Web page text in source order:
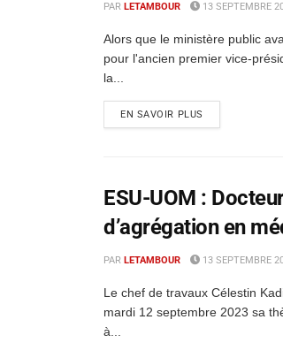
PAR LETAMBOUR 13 SEPTEMBRE
Alors que le ministère public
pour l'ancien premier vice-
la...
EN SAVOIR PLUS
ESU-UOM :
d’agrégation en
PAR LETAMBOUR 13 SEPTEMBRE
Le chef de travaux Célestin
mardi 12 septembre 2023 sa
à...